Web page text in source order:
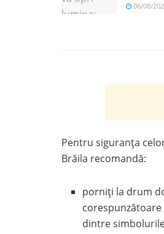
06/08/
Pentru siguranța
Brăila recomandă:
porniți la drum
dintre simbolurile